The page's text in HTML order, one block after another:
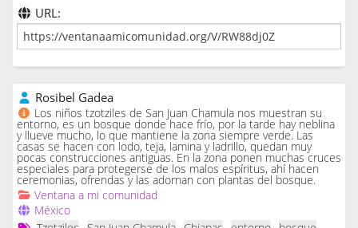
URL:
Rosibel Gadea
Los niños tzotziles de San Juan Chamula nos muestran su
entorno, es un bosque donde hace frío, por la tarde hay neblina
y llueve mucho, lo que mantiene la zona siempre verde. Las
casas se hacen con lodo, teja, lamina y ladrillo, quedan muy
pocas construcciones antiguas. En la zona ponen muchas cruces
especiales para protegerse de los malos espíritus, ahí hacen
ceremonias, ofrendas y las adornan con plantas del bosque.
Ventana a mi comunidad
México